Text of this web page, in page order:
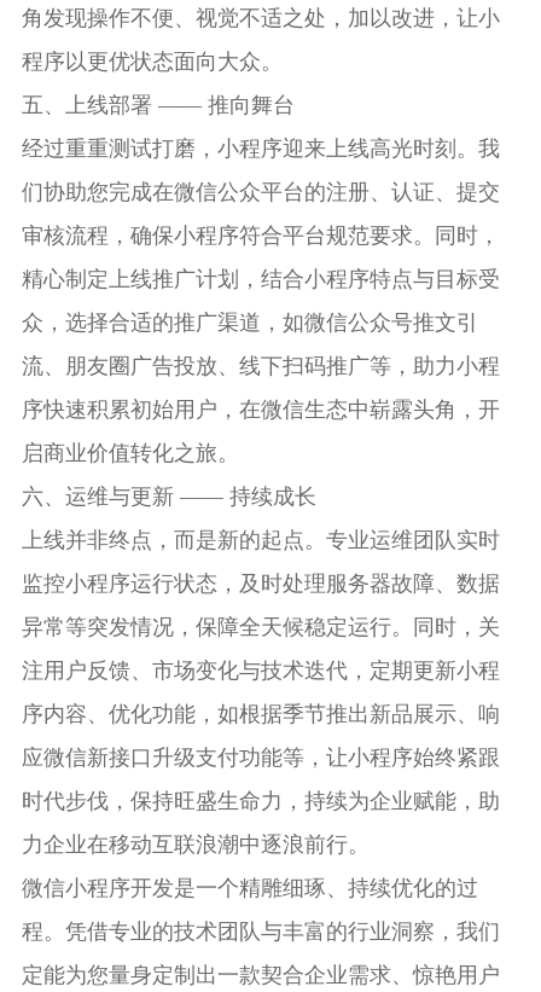
角发现操作不便、视觉不适之处，加以改进，让小
程序以更优状态面向大众。
五、上线部署 —— 推向舞台
经过重重测试打磨，小程序迎来上线高光时刻。我
们协助您完成在微信公众平台的注册、认证、提交
审核流程，确保小程序符合平台规范要求。同时，
精心制定上线推广计划，结合小程序特点与目标受
众，选择合适的推广渠道，如微信公众号推文引
流、朋友圈广告投放、线下扫码推广等，助力小程
序快速积累初始用户，在微信生态中崭露头角，开
启商业价值转化之旅。
六、运维与更新 —— 持续成长
上线并非终点，而是新的起点。专业运维团队实时
监控小程序运行状态，及时处理服务器故障、数据
异常等突发情况，保障全天候稳定运行。同时，关
注用户反馈、市场变化与技术迭代，定期更新小程
序内容、优化功能，如根据季节推出新品展示、响
应微信新接口升级支付功能等，让小程序始终紧跟
时代步伐，保持旺盛生命力，持续为企业赋能，助
力企业在移动互联浪潮中逐浪前行。
微信小程序开发是一个精雕细琢、持续优化的过
程。凭借专业的技术团队与丰富的行业洞察，我们
定能为您量身定制出一款契合企业需求、惊艳用户